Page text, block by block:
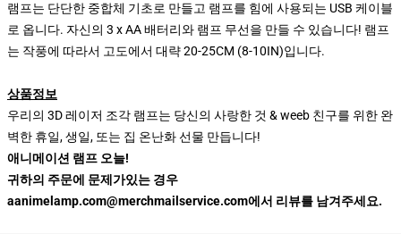
램프는 단단한 중합체 기초로 만들고 램프를 힘에 사용되는 USB 케이블
로 옵니다. 자신의 3 x AA 배터리와 램프 무선을 만들 수 있습니다! 램프
는 작풍에 따라서 고도에서 대략 20-25CM (8-10IN)입니다.
상품정보
우리의 3D 레이저 조각 램프는 당신의 사랑한 것 & weeb 친구를 위한 완
벽한 휴일, 생일, 또는 집 온난화 선물 만듭니다!
애니메이션 램프 오늘!
귀하의 주문에 문제가있는 경우
aanimelamp.com@merchmailservice.com에서 리뷰를 남겨주세요.